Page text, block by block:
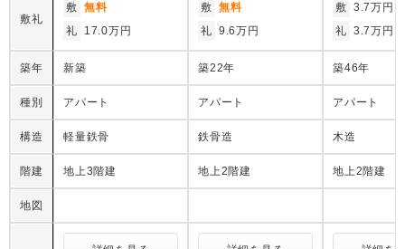
敷礼
敷 無料
礼
17.0万円
敷 無料
礼 9.6万円
敷 3.7万円
礼 3.7万円
築年 新築 築22年 築46年
種別 アパート アパート アパート
構造 軽量鉄骨 鉄骨造 木造
階建 地上3階建 地上2階建 地上2階建
地図